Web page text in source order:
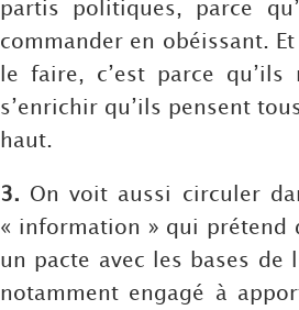
partis politiques, parce
commander en obéissant.
le faire, c’est parce qu’ils
s’enrichir qu’ils pensent
haut.
3. On voit aussi circuler
« information » qui prétend
un pacte avec les bases de
notamment engagé à